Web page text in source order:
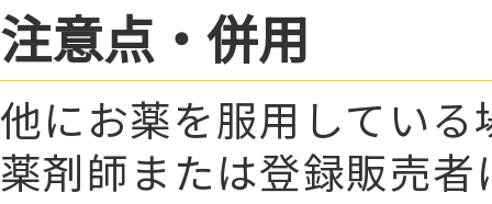
注意点・併用
他にお薬を服用してい
薬剤師または登録販売